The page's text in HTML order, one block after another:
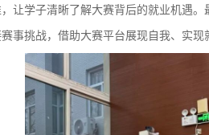
让学子清晰了解大赛背后的就业机遇
事挑战，借助大赛平台展现自我、实现